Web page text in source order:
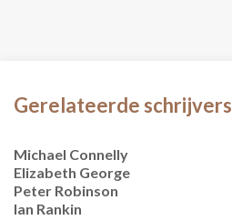
Gerelateerde schrijvers
Michael Connelly
Elizabeth George
Peter Robinson
Ian Rankin